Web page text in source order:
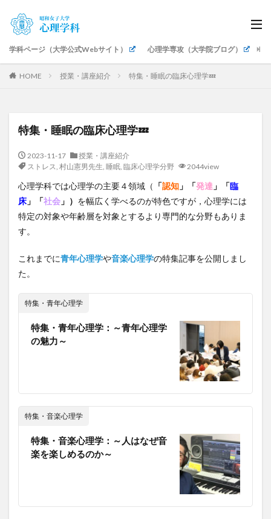
学科ページ（大学公式Webサイト） 心理学専攻（大学院ブログ）
HOME 授業・講座紹介 特集・睡眠の臨床心理学💤
特集・睡眠の臨床心理学💤
2023-11-17
授業・講座紹介
ストレス, 村山憲男先生, 睡眠, 臨床心理学分野 2044view
心理学科では心理学の主要４領域（ 「認知 」 「発達 」「臨
床 」「社会 」） を幅広く学べるのが特色ですが，心理学には
特定の対象や年齢層を対象とするより専門的な分野もありま
す。
これまでに青年心理学や音楽心理学の特集記事を公開しまし
た。
特集・青年心理学
特集・青年心理学：～青年心理学
の魅力～
特集・音楽心理学
特集・音楽心理学：～人はなぜ音
楽を楽しめるのか～